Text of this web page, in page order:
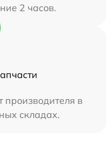
2 часов.
производителя в
складах.